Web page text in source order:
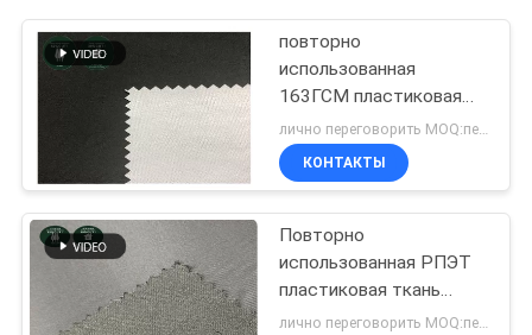
повторно
использованная
163ГСМ пластиковая
ткань бутылки
КОНТАКТЫ
Повторно
использованная РПЭТ
пластиковая ткань
бутылки